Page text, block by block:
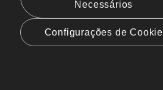
Necessários
Configurações de Cookie